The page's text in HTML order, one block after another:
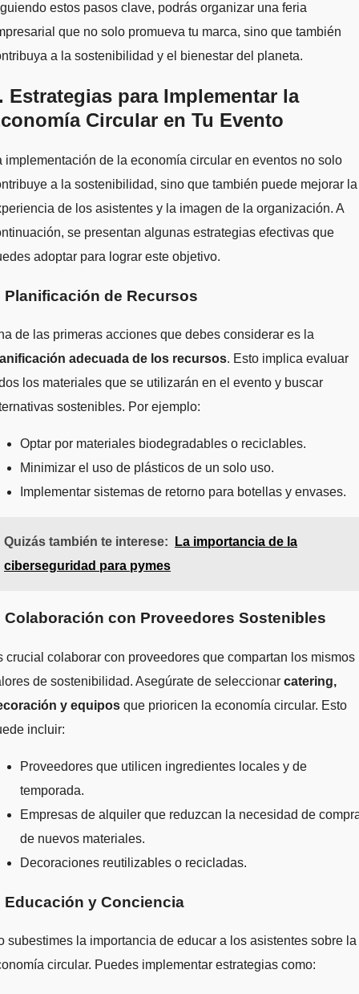
estos pasos clave, podrás organizar una feria
que no solo promueva tu marca, sino que también
a la sostenibilidad y el bienestar del planeta.
Estrategias para Implementar la
Circular en Tu Evento
implementación de la economía circular en eventos no solo
a la sostenibilidad, sino que también puede mejorar la
de los asistentes y la imagen de la organización. A
se presentan algunas estrategias efectivas que
adoptar para lograr este objetivo.
Planificación de Recursos
de las primeras acciones que debes considerar es la
adecuada de los recursos. Esto implica evaluar
los materiales que se utilizarán en el evento y buscar
sostenibles. Por ejemplo:
Optar por materiales biodegradables o reciclables.
Minimizar el uso de plásticos de un solo uso.
Implementar sistemas de retorno para botellas y envases.
Quizás también te interese:
La importancia de la
ciberseguridad para pymes
Colaboración con Proveedores Sostenibles
crucial colaborar con proveedores que compartan los mismos
de sostenibilidad. Asegúrate de seleccionar catering,
y equipos que prioricen la economía circular. Esto
incluir:
Proveedores que utilicen ingredientes locales y de
temporada.
Empresas de alquiler que reduzcan la necesidad de
de nuevos materiales.
Decoraciones reutilizables o recicladas.
Educación y Conciencia
subestimes la importancia de educar a los asistentes sobre la
circular. Puedes implementar estrategias como: